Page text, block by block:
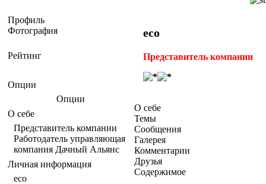
Профиль
Фотография
Рейтинг
Опции
Опции
О себе
Представитель компании
Работодатель управляющая
компания Дачный Альянс
Личная информация
eco
eco
Представитель компании
О себе
Темы
Сообщения
Галерея
Комментарии
Друзья
Содержимое